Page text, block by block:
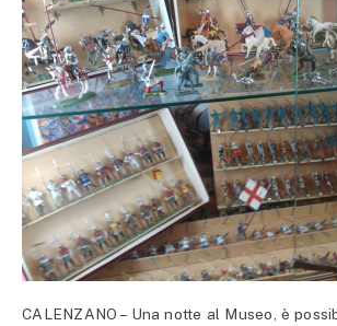
CALENZANO – Una notte al Museo, è